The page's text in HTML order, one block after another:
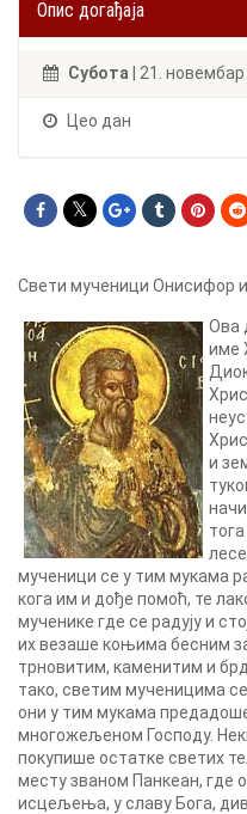
Опис догађаја
Субота | 21. новембар
Цео дан
Свети мученици Онисифор
Ова
име
и
мученици се у тим мукама
кога им и дође помоћ, те
мученике где се радују и
их везаше коњима бесним
трновитим, каменитим и
тако, светим мученицима
они у тим мукама
многожељеном Господу.
покупише остатке светих
месту званом Панкеан, где
исцељења, у славу Бога,